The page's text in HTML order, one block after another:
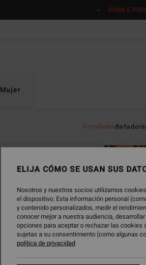
DOBLE
Mujer
Novedades
ELIJA CÓMO SE USAN SUS
Nosotros y nuestros socios utilizamos
el dispositivo. Esta información personal
y contenido personalizados, medir el
conocer mejor a nuestra audiencia,
opciones para aceptar o rechazar las
sujetas a su consentimiento (como algunas
política de privacidad